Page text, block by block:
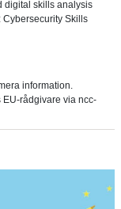
digital skills analysis
Cybersecurity Skills
information.
EU-rådgivare via ncc-